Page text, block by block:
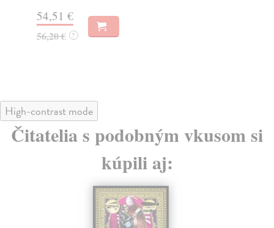
54,51 €
56,20 € ?
High-contrast mode
Čitatelia s podobným vkusom si
kúpili aj: